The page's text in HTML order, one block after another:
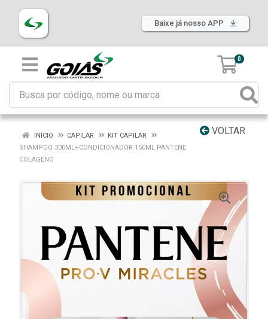
Baixe já nosso APP
0
VOLTAR
INÍCIO CAPILAR
KIT CAPILAR
SHAMPOO 300ML+CONDICIONADOR 150ML PANTENE
COLAGENO